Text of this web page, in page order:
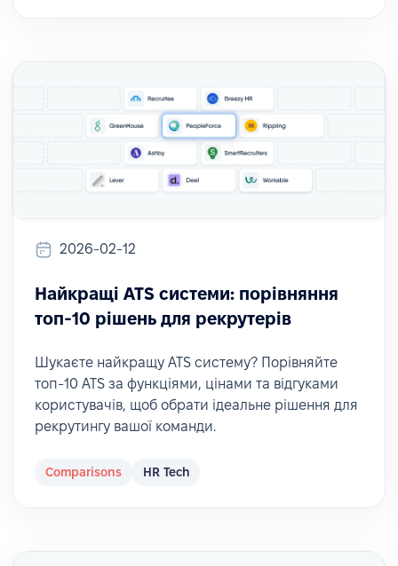
2026-02-12
Найкращі ATS системи: порівняння
топ-10 рішень для рекрутерів
Шукаєте найкращу ATS систему? Порівняйте
топ-10 ATS за функціями, цінами та відгуками
користувачів, щоб обрати ідеальне рішення для
рекрутингу вашої команди.
Comparisons HR Tech